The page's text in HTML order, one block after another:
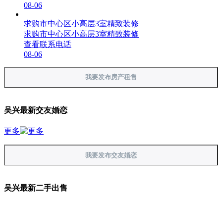
08-06
求购市中心区小高层3室精致装修
求购市中心区小高层3室精致装修
查看联系电话
08-06
我要发布房产租售
吴兴最新交友婚恋
更多
我要发布交友婚恋
吴兴最新二手出售